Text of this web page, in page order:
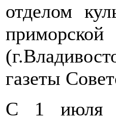
отделом
газеты
С 1 июля